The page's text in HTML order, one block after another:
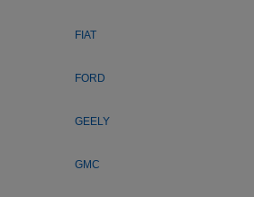
FIAT
FORD
GEELY
GMC